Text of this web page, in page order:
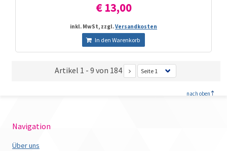
€ 13,00
inkl. MwSt, zzgl.Versandkosten
In den Warenkorb
Artikel 1 - 9 von 184
nach oben
Navigation
Über uns